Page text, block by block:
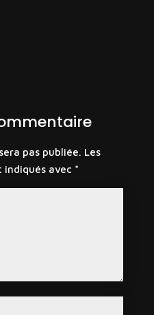
pas publiée. Les
indiqués avec *